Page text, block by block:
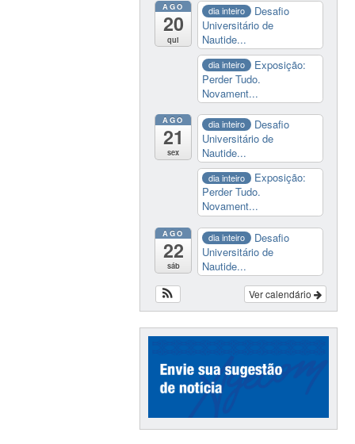
AGO
20
qui
dia inteiro
Desafio
Universitário de
Nautide...
dia inteiro
Exposição:
Perder Tudo.
Novament...
AGO
21
sex
dia inteiro
Desafio
Universitário de
Nautide...
dia inteiro
Exposição:
Perder Tudo.
Novament...
AGO
22
sáb
dia inteiro
Desafio
Universitário de
Nautide...
Ver calendário